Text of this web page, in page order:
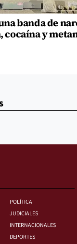
banda de
cocaína y
POLÍTICA
JUDICIALES
INTERNACIONALES
DEPORTES